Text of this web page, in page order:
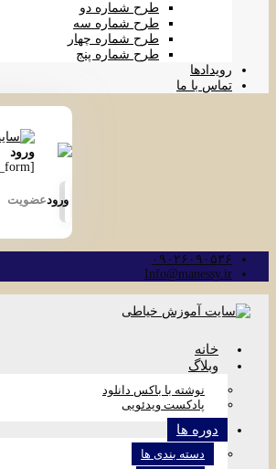
طرح شماره دو
طرح شماره سه
طرح شماره چهار
طرح شماره پنج
رویدادها
تماس با ما
ورودعضویت
ورود
[suncode_otp_login_form]
۰۹۰۲۶۰۹۰۵۳۶
Info@manessy.ir
خانه
وبلاگ
نوشته با باکس دانلود
پادکست ویدئویی
دوره ها
دسته بندی ها